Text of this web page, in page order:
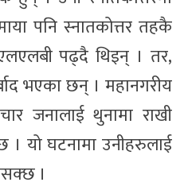
पनि स्नातकोत्तर तहकै
पढ्दै थिइन् । तर,
भएका छन् । महानगरीय
जनालाई थुनामा राखी
। यो घटनामा उनीहरुलाई
।